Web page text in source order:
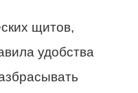
щитов,
удобства